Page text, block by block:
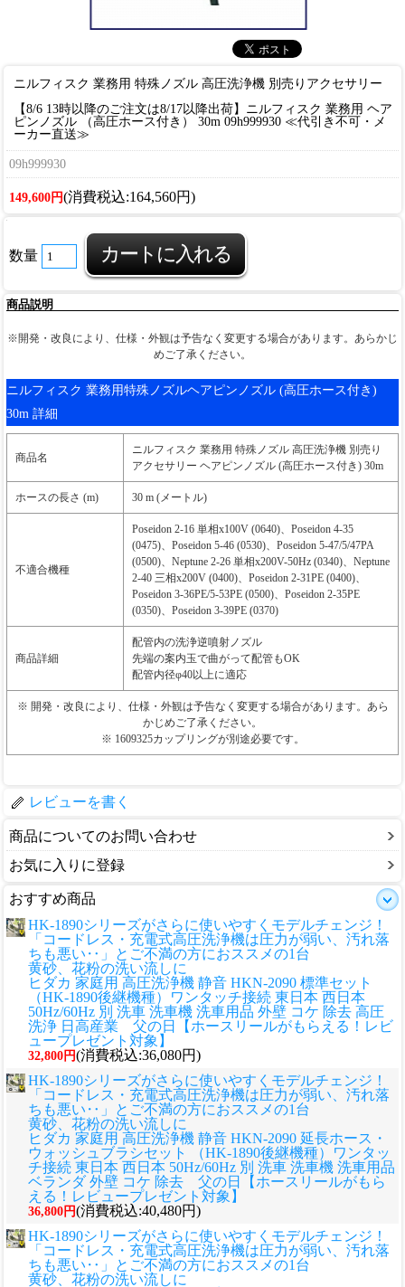
ニルフィスク 業務用 特殊ノズル 高圧洗浄機 別売りアクセサリー
【8/6 13時以降のご注文は8/17以降出荷】ニルフィスク 業務用 ヘア
ピンノズル （高圧ホース付き） 30m 09h999930 ≪代引き不可・メ
ーカー直送≫
09h999930
149,600円(消費税込:164,560円)
数量
商品説明
※開発・改良により、仕様・外観は予告なく変更する場合があります。あらかじ
めご了承ください。
ニルフィスク 業務用特殊ノズルヘアピンノズル (高圧ホース付き)
30m 詳細
商品名
ニルフィスク 業務用 特殊ノズル 高圧洗浄機 別売り
アクセサリー ヘアピンノズル (高圧ホース付き) 30m
ホースの長さ (m) 30 m (メートル)
不適合機種
Poseidon 2-16 単相x100V (0640)、Poseidon 4-35
(0475)、Poseidon 5-46 (0530)、Poseidon 5-47/5/47PA
(0500)、Neptune 2-26 単相x200V-50Hz (0340)、Neptune
2-40 三相x200V (0400)、Poseidon 2-31PE (0400)、
Poseidon 3-36PE/5-53PE (0500)、Poseidon 2-35PE
(0350)、Poseidon 3-39PE (0370)
商品詳細
配管内の洗浄逆噴射ノズル
先端の案内玉で曲がって配管もOK
配管内径φ40以上に適応
※ 開発・改良により、仕様・外観は予告なく変更する場合があります。あら
かじめご了承ください。
※ 1609325カップリングが別途必要です。
レビューを書く
商品についてのお問い合わせ
お気に入りに登録
おすすめ商品
HK-1890シリーズがさらに使いやすくモデルチェンジ！
「コードレス・充電式高圧洗浄機は圧力が弱い、汚れ落
ちも悪い‥」とご不満の方におススメの1台
黄砂、花粉の洗い流しに
ヒダカ 家庭用 高圧洗浄機 静音 HKN-2090 標準セット
（HK-1890後継機種）ワンタッチ接続 東日本 西日本
50Hz/60Hz 別 洗車 洗車機 洗車用品 外壁 コケ 除去 高圧
洗浄 日高産業 父の日【ホースリールがもらえる！レビ
ュープレゼント対象】
32,800円(消費税込:36,080円)
HK-1890シリーズがさらに使いやすくモデルチェンジ！
「コードレス・充電式高圧洗浄機は圧力が弱い、汚れ落
ちも悪い‥」とご不満の方におススメの1台
黄砂、花粉の洗い流しに
ヒダカ 家庭用 高圧洗浄機 静音 HKN-2090 延長ホース・
ウォッシュブラシセット （HK-1890後継機種）ワンタッ
チ接続 東日本 西日本 50Hz/60Hz 別 洗車 洗車機 洗車用品
ベランダ 外壁 コケ 除去 父の日【ホースリールがもら
える！レビュープレゼント対象】
36,800円(消費税込:40,480円)
HK-1890シリーズがさらに使いやすくモデルチェンジ！
「コードレス・充電式高圧洗浄機は圧力が弱い、汚れ落
ちも悪い‥」とご不満の方におススメの1台
黄砂、花粉の洗い流しに